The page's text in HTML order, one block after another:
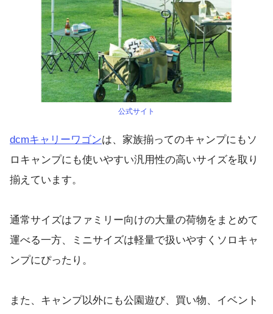
公式サイト
dcmキャリーワゴンは、家族揃ってのキャンプにもソ
ロキャンプにも使いやすい汎用性の高いサイズを取り
揃えています。
通常サイズはファミリー向けの大量の荷物をまとめて
運べる一方、ミニサイズは軽量で扱いやすくソロキャ
ンプにぴったり。
また、キャンプ以外にも公園遊び、買い物、イベント